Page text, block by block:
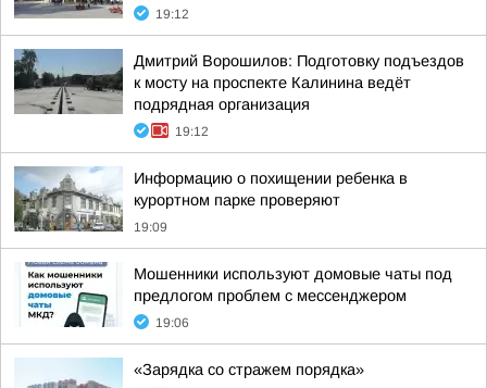
19:12
Дмитрий Ворошилов: Подготовку подъездов
к мосту на проспекте Калинина ведёт
подрядная организация
19:12
Информацию о похищении ребенка в
курортном парке проверяют
19:09
Мошенники используют домовые чаты под
предлогом проблем с мессенджером
19:06
«Зарядка со стражем порядка»